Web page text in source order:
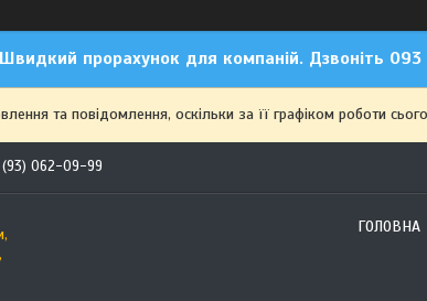
Швидкий прорахунок для компаній. Дзвоніть
та повідомлення, оскільки за її графіком роботи
062-09-99
ГОЛОВНА